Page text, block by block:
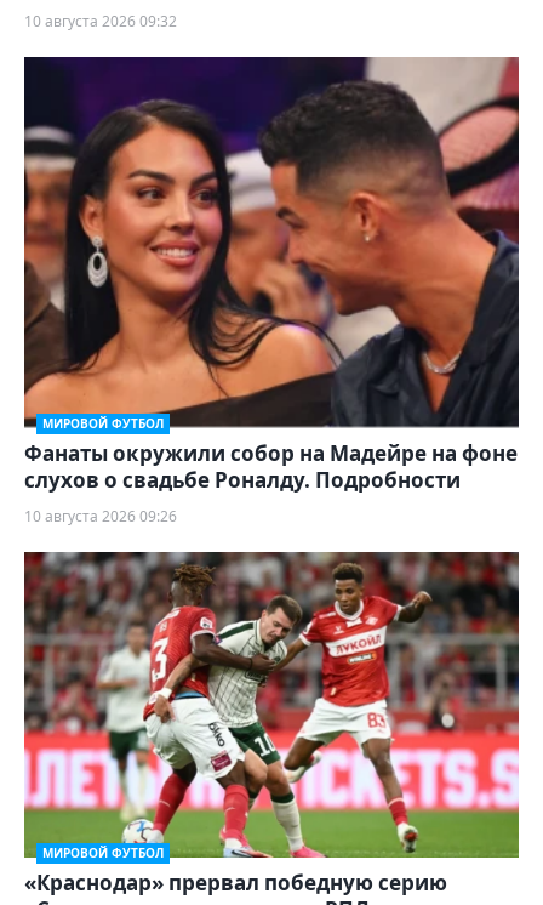
10 августа 2026 09:32
МИРОВОЙ ФУТБОЛ
Фанаты окружили собор на Мадейре на фоне
слухов о свадьбе Роналду. Подробности
10 августа 2026 09:26
МИРОВОЙ ФУТБОЛ
«Краснодар» прервал победную серию